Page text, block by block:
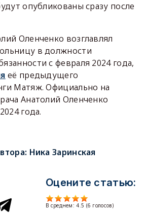
опубликованы сразу после
Оленченко возглавлял
в должности
с февраля 2024 года,
её предыдущего
Матяж. Официально на
Анатолий Оленченко
года.
Ника Заринская
Оцените статью:
В среднем:4.5 (6 голосов)